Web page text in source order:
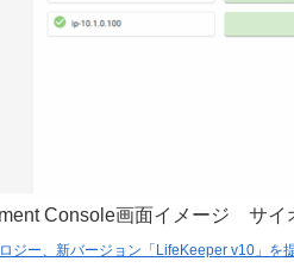
Console画面イメージ サイ
ジー、新バージョン「LifeKeeper v10」を